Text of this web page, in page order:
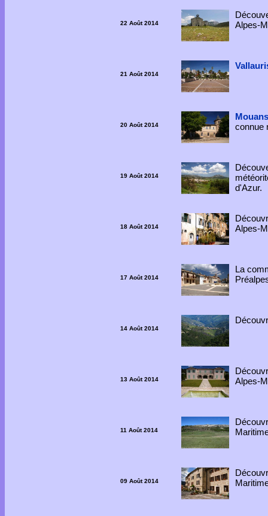
22 Août 2014
Alpes-
21 Août 2014
20 Août 2014
connue
19 Août 2014
d'Azur.
18 Août 2014
Alpes-
17 Août 2014
La
14 Août 2014
13 Août 2014
Alpes-
11 Août 2014
09 Août 2014